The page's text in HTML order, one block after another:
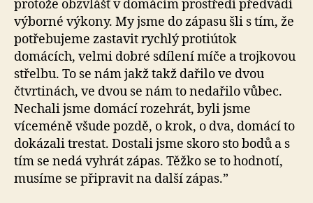
protože obzvlášť v domácím prostředí předvádí
výborné výkony. My jsme do zápasu šli s tím, že
potřebujeme zastavit rychlý protiútok
domácích, velmi dobré sdílení míče a trojkovou
střelbu. To se nám jakž takž dařilo ve dvou
čtvrtinách, ve dvou se nám to nedařilo vůbec.
Nechali jsme domácí rozehrát, byli jsme
víceméně všude pozdě, o krok, o dva, domácí to
dokázali trestat. Dostali jsme skoro sto bodů a s
tím se nedá vyhrát zápas. Těžko se to hodnotí,
musíme se připravit na další zápas.”